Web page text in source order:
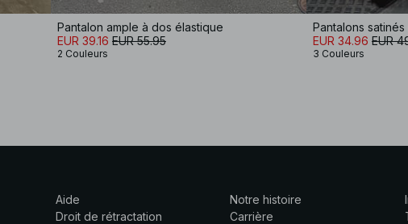
Pantalon ample à dos élastique
EUR 39.16 EUR 55.95
2 Couleurs
Pantalons
EUR 34.96 EUR
3 Couleurs
Aide
Droit de rétractation
Notre histoire
Carrière